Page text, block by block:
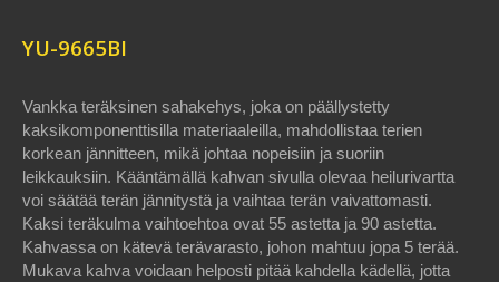
YU-9665BI
Vankka teräksinen sahakehys, joka on päällystetty
kaksikomponenttisilla materiaaleilla, mahdollistaa terien
korkean jännitteen, mikä johtaa nopeisiin ja suoriin
leikkauksiin. Kääntämällä kahvan sivulla olevaa heilurivartta
voi säätää terän jännitystä ja vaihtaa terän vaivattomasti.
Kaksi teräkulma vaihtoehtoa ovat 55 astetta ja 90 astetta.
Kahvassa on kätevä terävarasto, johon mahtuu jopa 5 terää.
Mukava kahva voidaan helposti pitää kahdella kädellä, jotta